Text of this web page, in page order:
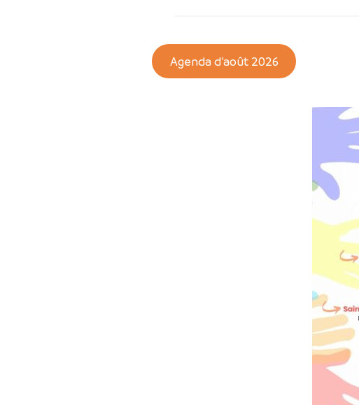
Agenda d’août 2026